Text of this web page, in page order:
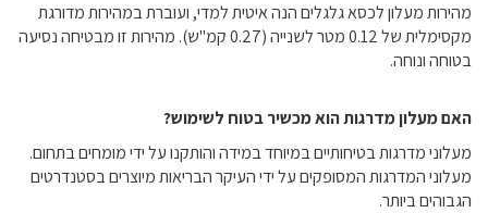
מהירות מעלון לכסא גלגלים הנה איטית למדי, ועוברת במהירות מדורגת
מקסימלית של 0.12 מטר לשנייה (0.27 קמ"ש). מהירות זו מבטיחה נסיעה
בטוחה ונוחה.
האם מעלון מדרגות הוא מכשיר בטוח לשימוש?
מעלוני מדרגות בטיחותיים במיוחד במידה והותקנו על ידי מומחים בתחום.
מעלוני המדרגות המסופקים על ידי העיקר הבריאות מיוצרים בסטנדרטים
הגבוהים ביותר.